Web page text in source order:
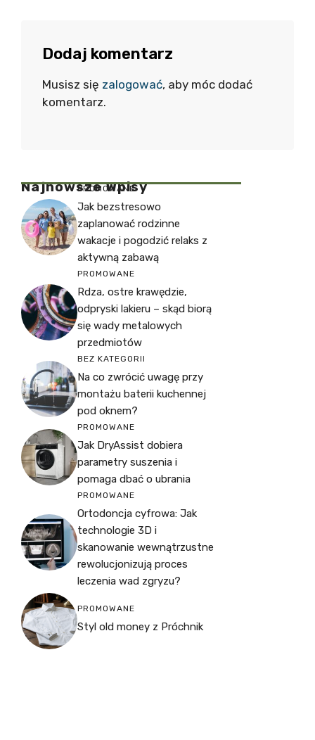
Dodaj komentarz
Musisz się zalogować, aby móc dodać
komentarz.
Najnowsze Wpisy
PROMOWANE
Jak bezstresowo
zaplanować rodzinne
wakacje i pogodzić relaks z
aktywną zabawą
PROMOWANE
Rdza, ostre krawędzie,
odpryski lakieru – skąd biorą
się wady metalowych
przedmiotów
BEZ KATEGORII
Na co zwrócić uwagę przy
montażu baterii kuchennej
pod oknem?
PROMOWANE
Jak DryAssist dobiera
parametry suszenia i
pomaga dbać o ubrania
PROMOWANE
Ortodoncja cyfrowa: Jak
technologie 3D i
skanowanie wewnątrzustne
rewolucjonizują proces
leczenia wad zgryzu?
PROMOWANE
Styl old money z Próchnik